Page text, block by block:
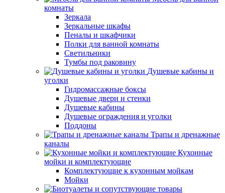
комнаты
Зеркала
Зеркальные шкафы
Пеналы и шкафчики
Полки для ванной комнаты
Светильники
Тумбы под раковину
Душевые кабины и
уголки
Гидромассажные боксы
Душевые двери и стенки
Душевые кабины
Душевые ограждения и уголки
Поддоны
Трапы и дренажные
каналы
Кухонные
мойки и комплектующие
Комплектующие к кухонным мойкам
Мойки